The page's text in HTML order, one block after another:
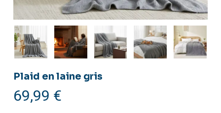
Plaid en laine gris
69,99 €